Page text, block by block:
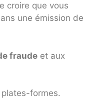
croire que vous
une émission de
fraude et aux
formes.